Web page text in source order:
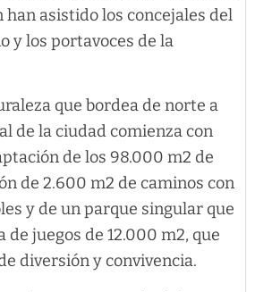
han asistido los concejales del
y los portavoces de la
que bordea de norte a
de la ciudad comienza con
de los 98.000 m2 de
de 2.600 m2 de caminos con
y de un parque singular que
de juegos de 12.000 m2, que
diversión y convivencia.